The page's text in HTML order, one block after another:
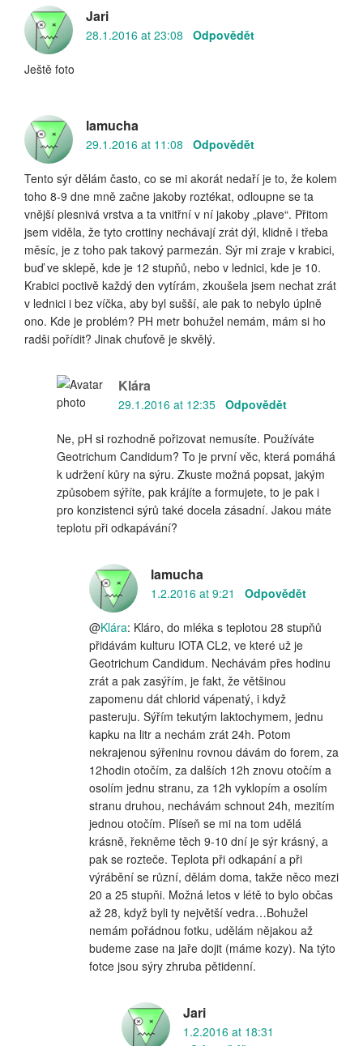
Jari
28.1.2016 at 23:08 Odpovědět
Ještě foto
lamucha
29.1.2016 at 11:08 Odpovědět
Tento sýr dělám často, co se mi akorát nedaří je to, že kolem
toho 8-9 dne mně začne jakoby roztékat, odloupne se ta
vnější plesnivá vrstva a ta vnitřní v ní jakoby „plave“. Přitom
jsem viděla, že tyto crottiny nechávají zrát dýl, klidně i třeba
měsíc, je z toho pak takový parmezán. Sýr mi zraje v krabici,
buď ve sklepě, kde je 12 stupňů, nebo v lednici, kde je 10.
Krabici poctivě každý den vytírám, zkoušela jsem nechat zrát
v lednici i bez víčka, aby byl sušší, ale pak to nebylo úplně
ono. Kde je problém? PH metr bohužel nemám, mám si ho
radši pořídit? Jinak chuťově je skvělý.
Klára
29.1.2016 at 12:35 Odpovědět
Ne, pH si rozhodně pořizovat nemusíte. Používáte
Geotrichum Candidum? To je první věc, která pomáhá
k udržení kůry na sýru. Zkuste možná popsat, jakým
způsobem sýříte, pak krájíte a formujete, to je pak i
pro konzistenci sýrů také docela zásadní. Jakou máte
teplotu při odkapávání?
lamucha
1.2.2016 at 9:21 Odpovědět
@Klára: Kláro, do mléka s teplotou 28 stupňů
přidávám kulturu IOTA CL2, ve které už je
Geotrichum Candidum. Nechávám přes hodinu
zrát a pak zasýřím, je fakt, že většinou
zapomenu dát chlorid vápenatý, i když
pasteruju. Sýřím tekutým laktochymem, jednu
kapku na litr a nechám zrát 24h. Potom
nekrajenou sýřeninu rovnou dávám do forem, za
12hodin otočím, za dalších 12h znovu otočím a
osolím jednu stranu, za 12h vyklopím a osolím
stranu druhou, nechávám schnout 24h, mezitím
jednou otočím. Plíseň se mi na tom udělá
krásně, řekněme těch 9-10 dní je sýr krásný, a
pak se rozteče. Teplota při odkapání a při
výrábění se různí, dělám doma, takže něco mezi
20 a 25 stupňi. Možná letos v létě to bylo občas
až 28, když byli ty největší vedra…Bohužel
nemám pořádnou fotku, udělám nějakou až
budeme zase na jaře dojit (máme kozy). Na týto
fotce jsou sýry zhruba pětidenní.
Jari
1.2.2016 at 18:31